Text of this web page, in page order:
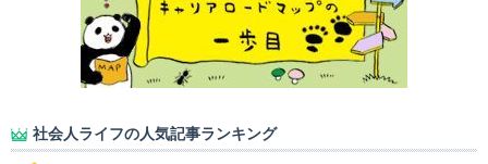
社会人ライフの人気記事ランキング